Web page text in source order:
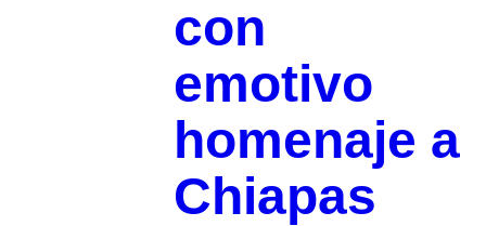
con
emotivo
homenaje a
Chiapas